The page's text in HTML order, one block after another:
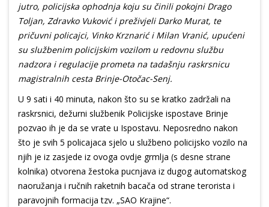
jutro, policijska ophodnja koju su činili pokojni Drago
Toljan, Zdravko Vuković i preživjeli Darko Murat, te
pričuvni policajci, Vinko Krznarić i Milan Vranić, upućeni
su službenim policijskim vozilom u redovnu službu
nadzora i regulacije prometa na tadašnju raskrsnicu
magistralnih cesta Brinje-Otočac-Senj.
U 9 sati i 40 minuta, nakon što su se kratko zadržali na
raskrsnici, dežurni službenik Policijske ispostave Brinje
pozvao ih je da se vrate u Ispostavu. Neposredno nakon
što je svih 5 policajaca sjelo u službeno policijsko vozilo na
njih je iz zasjede iz ovoga ovdje grmlja (s desne strane
kolnika) otvorena žestoka pucnjava iz dugog automatskog
naoružanja i ručnih raketnih bacača od strane terorista i
paravojnih formacija tzv. „SAO Krajine“.